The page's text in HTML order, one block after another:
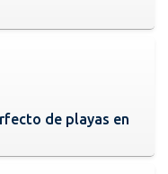
de playas en